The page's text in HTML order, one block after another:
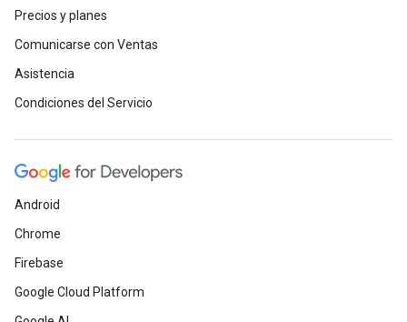
Precios y planes
Comunicarse con Ventas
Asistencia
Condiciones del Servicio
Android
Chrome
Firebase
Google Cloud Platform